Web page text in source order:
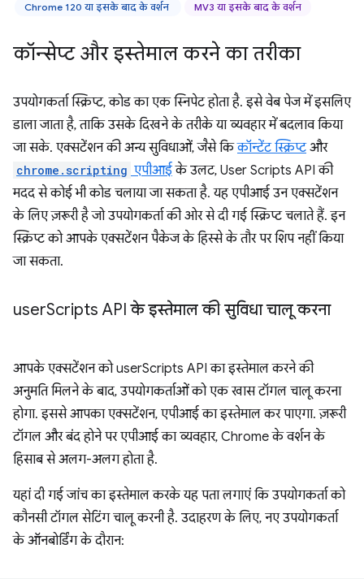
Chrome 120 या इसके बाद के वर्शन MV3 या इसके बाद के वर्शन
कॉन्सेप्ट और इस्तेमाल करने का तरीका
उपयोगकर्ता स्क्रिप्ट, कोड का एक स्निपेट होता है. इसे वेब पेज में इसलिए
डाला जाता है, ताकि उसके दिखने के तरीके या व्यवहार में बदलाव किया
जा सके. एक्सटेंशन की अन्य सुविधाओं, जैसे किकॉन्टेंट स्क्रिप्टऔर
chrome.scripting एपीआईके उलट, User Scripts API की
मदद से कोई भी कोड चलाया जा सकता है. यह एपीआई उन एक्सटेंशन
के लिए ज़रूरी है जो उपयोगकर्ता की ओर से दी गई स्क्रिप्ट चलाते हैं. इन
स्क्रिप्ट को आपके एक्सटेंशन पैकेज के हिस्से के तौर पर शिप नहीं किया
जा सकता.
userScripts API के इस्तेमाल की सुविधा चालू करना
आपके एक्सटेंशन को userScripts API का इस्तेमाल करने की
अनुमति मिलने के बाद, उपयोगकर्ताओं को एक खास टॉगल चालू करना
होगा. इससे आपका एक्सटेंशन, एपीआई का इस्तेमाल कर पाएगा. ज़रूरी
टॉगल और बंद होने पर एपीआई का व्यवहार, Chrome के वर्शन के
हिसाब से अलग-अलग होता है.
यहां दी गई जांच का इस्तेमाल करके यह पता लगाएं कि उपयोगकर्ता को
कौनसी टॉगल सेटिंग चालू करनी है. उदाहरण के लिए, नए उपयोगकर्ता
के ऑनबोर्डिंग के दौरान: